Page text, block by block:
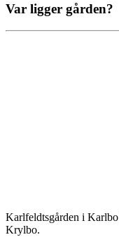
Var ligger gården?
Karlfeldtsgården i
Krylbo.